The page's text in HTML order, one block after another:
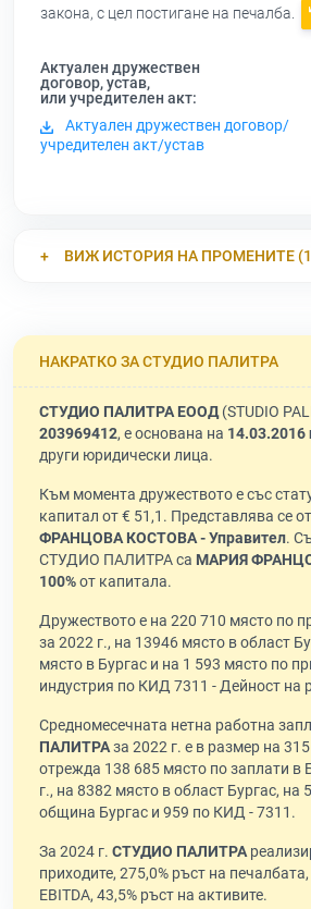
закона, с цел постигане на печалба.
Актуален дружествен
договор, устав,
или учредителен акт:
Актуален дружествен договор/
учредителен акт/устав
ВИЖ ИСТОРИЯ НА ПРОМЕНИТЕ
НАКРАТКО ЗА СТУДИО ПАЛИТРА
СТУДИО ПАЛИТРА ЕООД(STUDIO
203969412, е основана на 14.03.2016
други юридически лица.
Към момента дружеството е със
капитал от € 51,1. Представлява се от
ФРАНЦОВА КОСТОВА - Управител.
СТУДИО ПАЛИТРА са МАРИЯ
100%от капитала.
Дружеството е на 220 710 място по
за 2022 г., на 13946 място в област
място в Бургас и на 1 593 място по
индустрия по КИД 7311 - Дейност на
Средномесечната нетна работна
ПАЛИТРАза 2022 г. е в размер на
отрежда 138 685 място по заплати в
г., на 8382 място в област Бургас, на
община Бургас и 959 по КИД - 7311.
За 2024 г. СТУДИО ПАЛИТРА
приходите, 275,0% ръст на
EBITDA, 43,5% ръст на активите.